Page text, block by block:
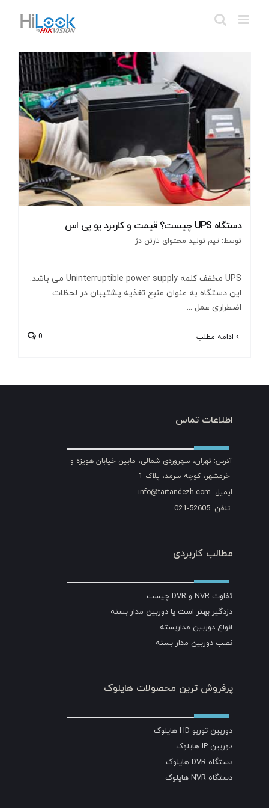
دستگاه UPS چیست؟ قیمت و کاربرد یو پی اس
توسط: تیم تولید محتوای تارتن دژ
UPS مخفف کلمه Uninterruptible power supply می باشد.
این دستگاه به عنوان منبع تغذیه پشتیبان در لحظات
اضطراری عمل ...
ادامه مطلب 0
اطلاعات تماس
آدرس: تهران، سهروردی شمالی، مابین خیابان هویزه و
خرمشهر، کوچه سرمد، پلاک 1
ایمیل: info@tartandezh.com
تلفن: 52605-021
مطالب کاربردی
تفاوت NVR و DVR چیست
دزدگیر بهتر است یا دوربین مدار بسته
انواع دوربین مداربسته
نصب دوربین مدار بسته
پرفروش ترین محصولات هایلوک
دوربین توربو HD هایلوک
دوربین IP هایلوک
دستگاه DVR هایلوک
دستگاه NVR هایلوک